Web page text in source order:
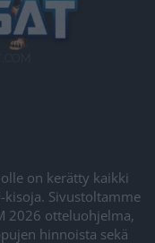
on kerätty kaikki
kisoja. Sivustoltamme
2026 otteluohjelma,
hinnoista sekä